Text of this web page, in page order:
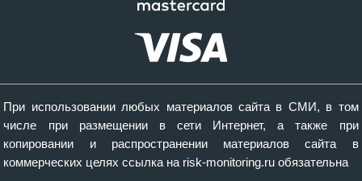
При использовании любых материалов сайта в СМИ, в том
числе при размещении в сети Интернет, а также при
копировании и распространении материалов сайта в
коммерческих целях ссылка на risk-monitoring.ru обязательна